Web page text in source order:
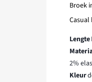
Broek
Lengte
2%
Kleur